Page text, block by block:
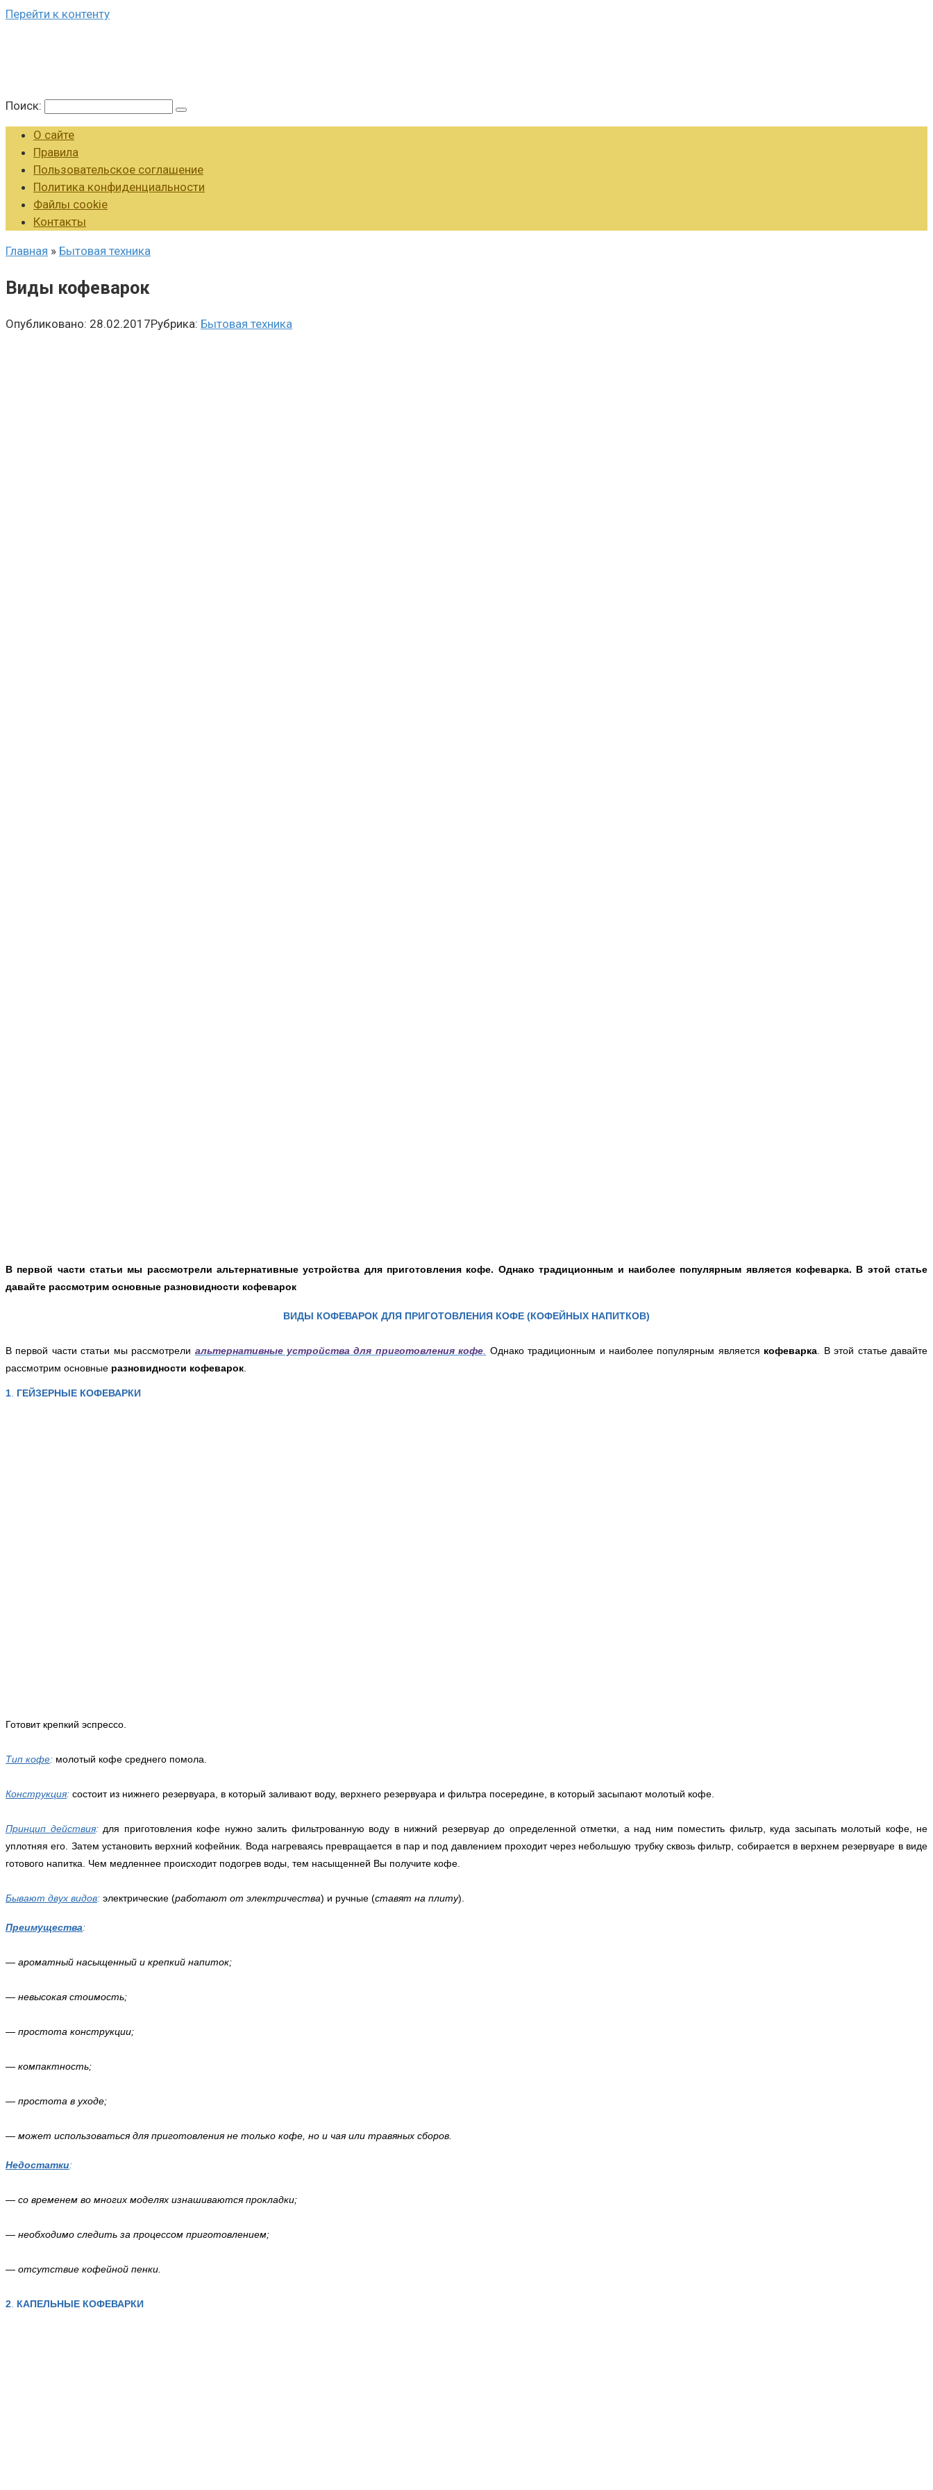
Перейти к контенту
Поиск:
О сайте
Правила
Пользовательское соглашение
Политика конфиденциальности
Файлы cookie
Контакты
Главная » Бытовая техника
Виды кофеварок
Опубликовано: 28.02.2017Рубрика: Бытовая техника
В первой части статьи мы рассмотрели альтернативные устройства для приготовления кофе. Однако традиционным и наиболее популярным является кофеварка. В этой статье
давайте рассмотрим основные разновидности кофеварок
ВИДЫ КОФЕВАРОК ДЛЯ ПРИГОТОВЛЕНИЯ КОФЕ (КОФЕЙНЫХ НАПИТКОВ)
В первой части статьи мы рассмотрели альтернативные устройства для приготовления кофе. Однако традиционным и наиболее популярным является кофеварка. В этой статье давайте
рассмотрим основные разновидности кофеварок.
1. ГЕЙЗЕРНЫЕ КОФЕВАРКИ
Готовит крепкий эспрессо.
Тип кофе: молотый кофе среднего помола.
Конструкция: состоит из нижнего резервуара, в который заливают воду, верхнего резервуара и фильтра посередине, в который засыпают молотый кофе.
Принцип действия:для приготовления кофе нужно залить фильтрованную воду в нижний резервуар до определенной отметки, а над ним поместить фильтр, куда засыпать молотый кофе, не
уплотняя его. Затем установить верхний кофейник. Вода нагреваясь превращается в пар и под давлением проходит через небольшую трубку сквозь фильтр, собирается в верхнем резервуаре в виде
готового напитка. Чем медленнее происходит подогрев воды, тем насыщенней Вы получите кофе.
Бывают двух видов: электрические (работают от электричества) и ручные (ставят на плиту).
Преимущества:
— ароматный насыщенный и крепкий напиток;
— невысокая стоимость;
— простота конструкции;
— компактность;
— простота в уходе;
— может использоваться для приготовления не только кофе, но и чая или травяных сборов.
Недостатки:
— со временем во многих моделях изнашиваются прокладки;
— необходимо следить за процессом приготовлением;
— отсутствие кофейной пенки.
2 КАПЕЛЬНЫЕ КОФЕВАРКИ